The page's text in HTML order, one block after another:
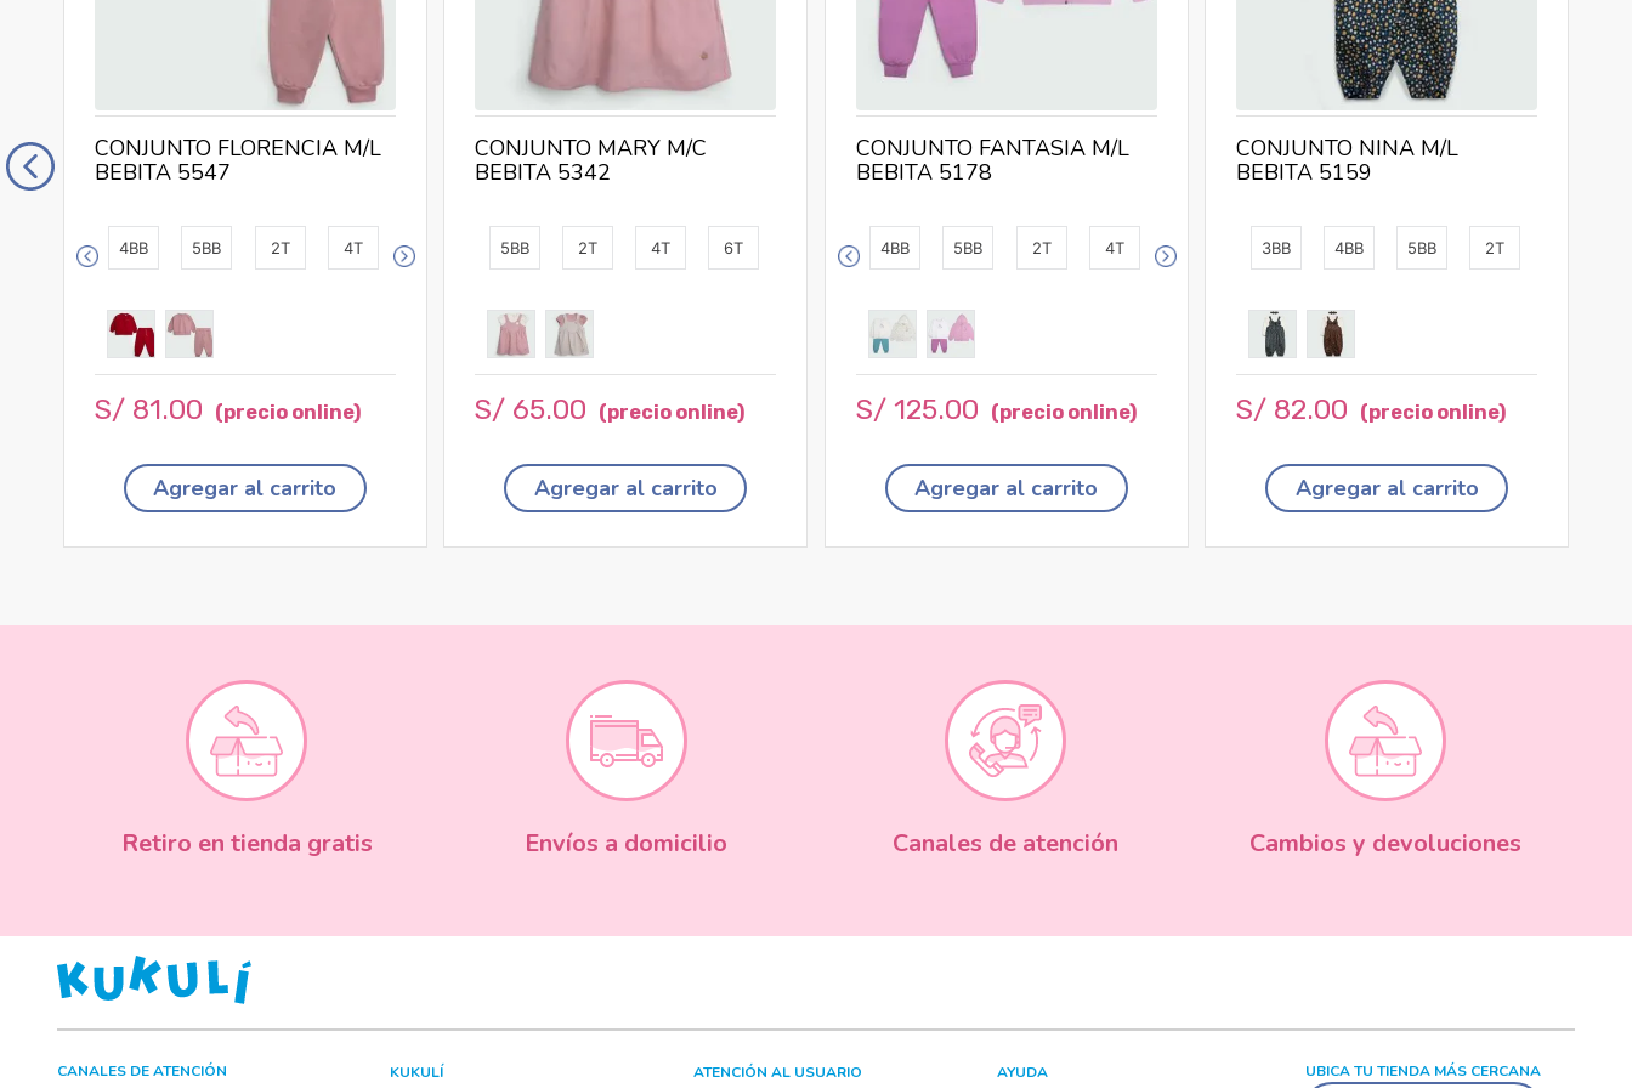
4BB 5BB 2T 4T
CONJUNTO FLORENCIA M/L
BEBITA 5547
S/ 81.00
Agregar al carrito
5BB 2T 4T 6T
CONJUNTO MARY M/C
BEBITA 5342
S/ 65.00
Agregar al carrito
4BB 5BB 2T 4T
CONJUNTO FANTASIA M/L
BEBITA 5178
S/ 125.00
Agregar al carrito
3BB 4BB 5BB 2T
CONJUNTO NINA M/L
BEBITA 5159
S/ 82.00
Agregar al carrito
Retiro en tienda gratis Envíos a domicilio Canales de atención Cambios y devoluciones
CANALES DE ATENCIÓN KUKULÍ ATENCIÓN AL USUARIO AYUDA UBICA TU TIENDA MÁS CERCANA